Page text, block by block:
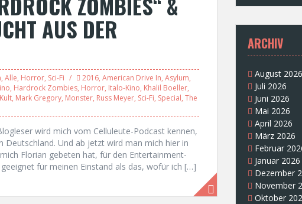
AUS DER
, Alle, Horror, Sci-Fi 2016, American Drive In, Asylum,
, Hardrock Zombies, Horror, Italo-Kino, Khalil Boeller,
Kult, Mark Gregory, Monster, Russ Meyer, Sci-Fi, Special, The
wird mich vom Celluleute-Podcast kennen,
Deutschland. Und ab jetzt wird man mich hier in
Florian gebeten hat, für den Entertainment-
für meinen Einstand als das, wofür ich […]
ARCHIV
August 2026
Juli 2026
Juni 2026
Mai 2026
April 2026
März 2026
Februar
Januar 2026
Dezember
November
Oktober